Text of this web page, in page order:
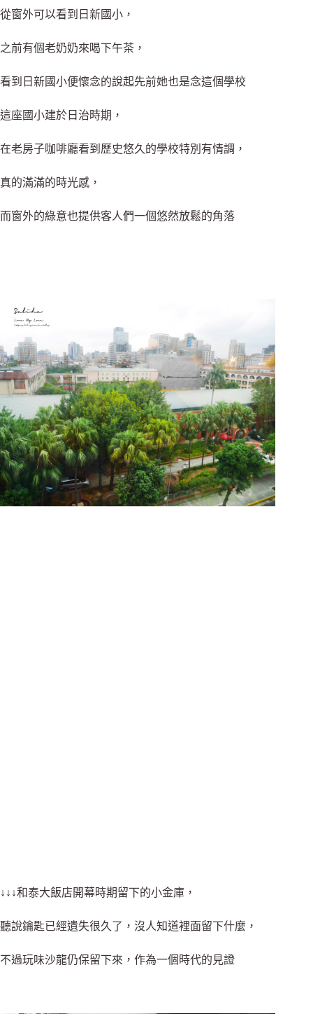
從窗外可以看到日新國小，
之前有個老奶奶來喝下午茶，
看到日新國小便懷念的說起先前她也是念這個學校
這座國小建於日治時期，
在老房子咖啡廳看到歷史悠久的學校特別有情調，
真的滿滿的時光感，
而窗外的綠意也提供客人們一個悠然放鬆的角落
↓↓↓和泰大飯店開幕時期留下的小金庫，
聽說鑰匙已經遺失很久了，沒人知道裡面留下什麼，
不過玩味沙龍仍保留下來，作為一個時代的見證